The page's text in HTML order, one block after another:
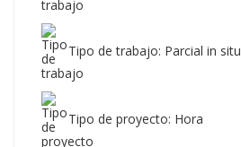
Tipo de trabajo: Parcial in situ
Tipo de proyecto: Hora